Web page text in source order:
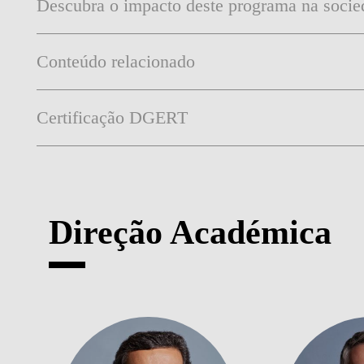
Descubra o impacto deste programa na
Conteúdo relacionado
Certificação DGERT
Direção Académica